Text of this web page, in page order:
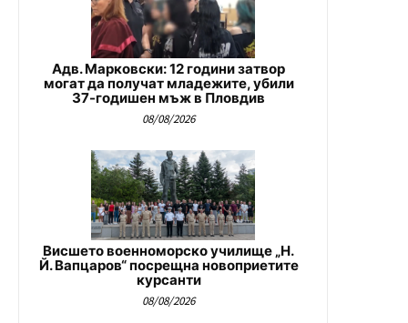
Адв. Марковски: 12 години затвор
могат да получат младежите, убили
37-годишен мъж в Пловдив
08/08/2026
Висшето военноморско училище „Н.
Й. Вапцаров“ посрещна новоприетите
курсанти
08/08/2026